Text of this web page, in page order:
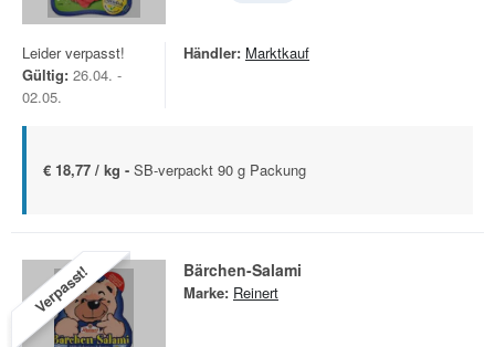
Leider verpasst!
Gültig: 26.04. -
02.05.
Händler: Marktkauf
€ 18,77 / kg - SB-verpackt 90 g Packung
Verpasst! Bärchen-Salami
Marke: Reinert